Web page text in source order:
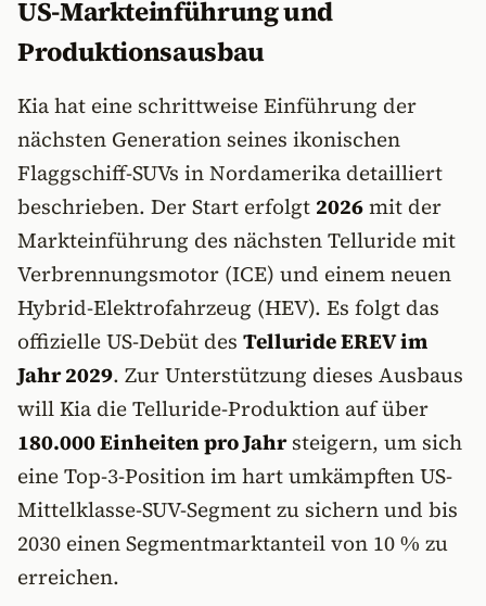
US-Markteinführung und
Produktionsausbau
Kia hat eine schrittweise Einführung der
nächsten Generation seines ikonischen
Flaggschiff-SUVs in Nordamerika detailliert
beschrieben. Der Start erfolgt 2026mit der
Markteinführung des nächsten Telluride mit
Verbrennungsmotor (ICE) und einem neuen
Hybrid-Elektrofahrzeug (HEV). Es folgt das
offizielle US-Debüt des Telluride EREV im
Jahr 2029. Zur Unterstützung dieses Ausbaus
will Kia die Telluride-Produktion auf über
180.000 Einheiten pro Jahrsteigern, um sich
eine Top-3-Position im hart umkämpften US-
Mittelklasse-SUV-Segment zu sichern und bis
2030 einen Segmentmarktanteil von 10 % zu
erreichen.